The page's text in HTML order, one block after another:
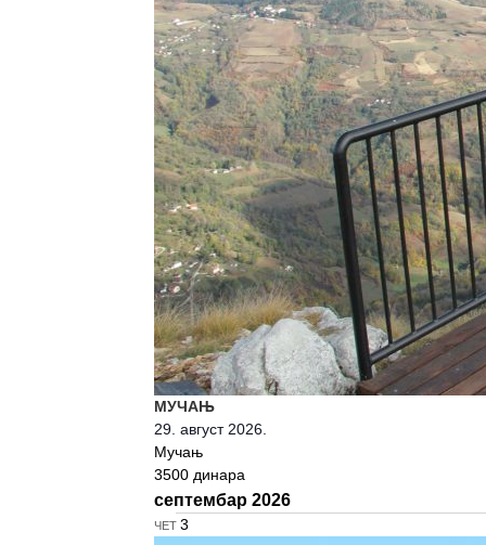
МУЧАЊ
29. август 2026.
Мучањ
3500 динара
септембар 2026
ЧЕТ3